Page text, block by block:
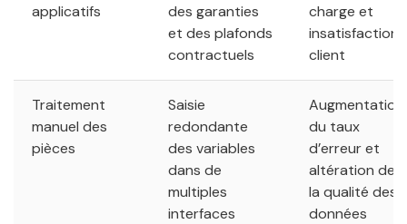
applicatifs
des garanties
et des plafonds
contractuels
charge et
insatisfaction
client
Traitement
manuel des
pièces
Saisie
redondante
des variables
dans de
multiples
interfaces
Augmentation
du taux
d’erreur et
altération de
la qualité des
données